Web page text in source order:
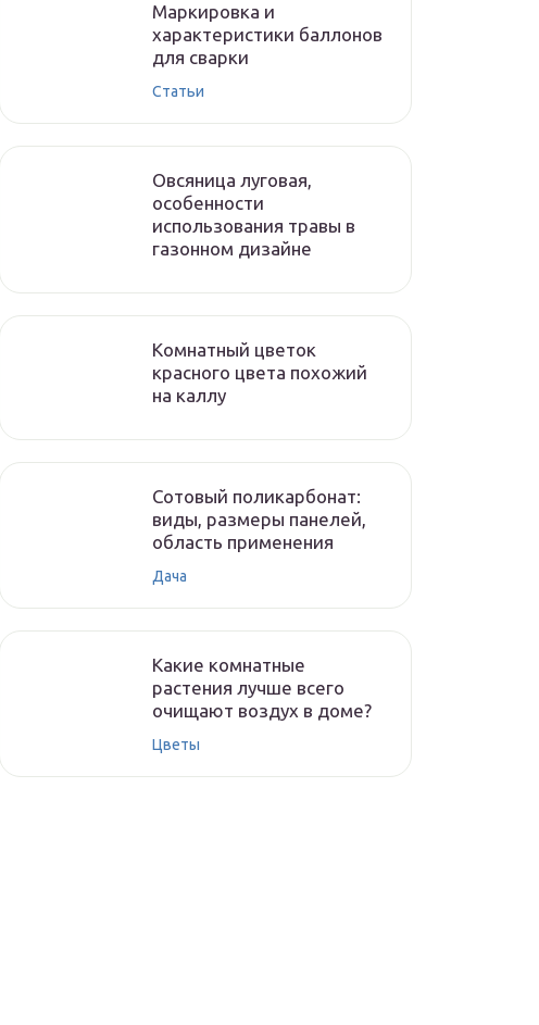
Маркировка и
характеристики баллонов
для сварки
Статьи
Овсяница луговая,
особенности
использования травы в
газонном дизайне
Комнатный цветок
красного цвета похожий
на каллу
Сотовый поликарбонат:
виды, размеры панелей,
область применения
Дача
Какие комнатные
растения лучше всего
очищают воздух в доме?
Цветы